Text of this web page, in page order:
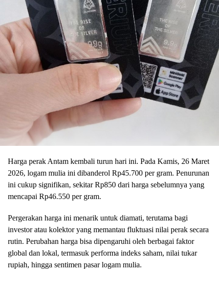
Harga perak Antam kembali turun hari ini. Pada Kamis, 26 Maret
2026, logam mulia ini dibanderol Rp45.700 per gram. Penurunan
ini cukup signifikan, sekitar Rp850 dari harga sebelumnya yang
mencapai Rp46.550 per gram.
Pergerakan harga ini menarik untuk diamati, terutama bagi
investor atau kolektor yang memantau fluktuasi nilai perak secara
rutin. Perubahan harga bisa dipengaruhi oleh berbagai faktor
global dan lokal, termasuk performa indeks saham, nilai tukar
rupiah, hingga sentimen pasar logam mulia.